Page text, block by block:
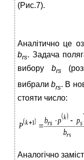
(Рис.7).
Аналітично це
brs. Задача
вибору brs
вибралиbrs. В
стояти число:
Аналогічно